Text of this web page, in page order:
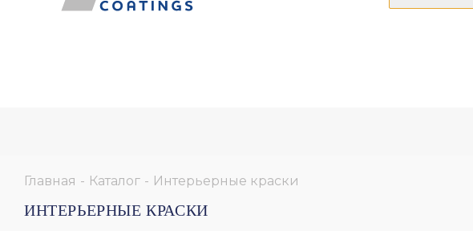
Главная - Каталог - Интерьерные краски
ИНТЕРЬЕРНЫЕ КРАСКИ